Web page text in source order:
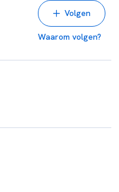
Volgen
Waarom volgen?